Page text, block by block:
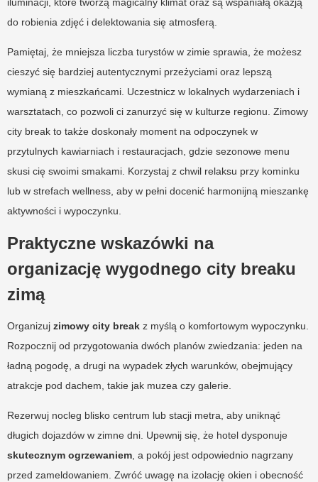
do robienia zdjęć i delektowania się atmosferą.
Pamiętaj, że mniejsza liczba turystów w zimie sprawia, że możesz
cieszyć się bardziej autentycznymi przeżyciami oraz lepszą
wymianą z mieszkańcami. Uczestnicz w lokalnych wydarzeniach i
warsztatach, co pozwoli ci zanurzyć się w kulturze regionu. Zimowy
city break to także doskonały moment na odpoczynek w
przytulnych kawiarniach i restauracjach, gdzie sezonowe menu
skusi cię swoimi smakami. Korzystaj z chwil relaksu przy kominku
lub w strefach wellness, aby w pełni docenić harmonijną mieszankę
aktywności i wypoczynku.
Praktyczne wskazówki na
organizację wygodnego city breaku
zimą
Organizuj zimowy city break z myślą o komfortowym wypoczynku.
Rozpocznij od przygotowania dwóch planów zwiedzania: jeden na
ładną pogodę, a drugi na wypadek złych warunków, obejmujący
atrakcje pod dachem, takie jak muzea czy galerie.
Rezerwuj nocleg blisko centrum lub stacji metra, aby uniknąć
długich dojazdów w zimne dni. Upewnij się, że hotel dysponuje
skutecznym ogrzewaniem , a pokój jest odpowiednio nagrzany
przed zameldowaniem. Zwróć uwagę na izolację okien i obecność